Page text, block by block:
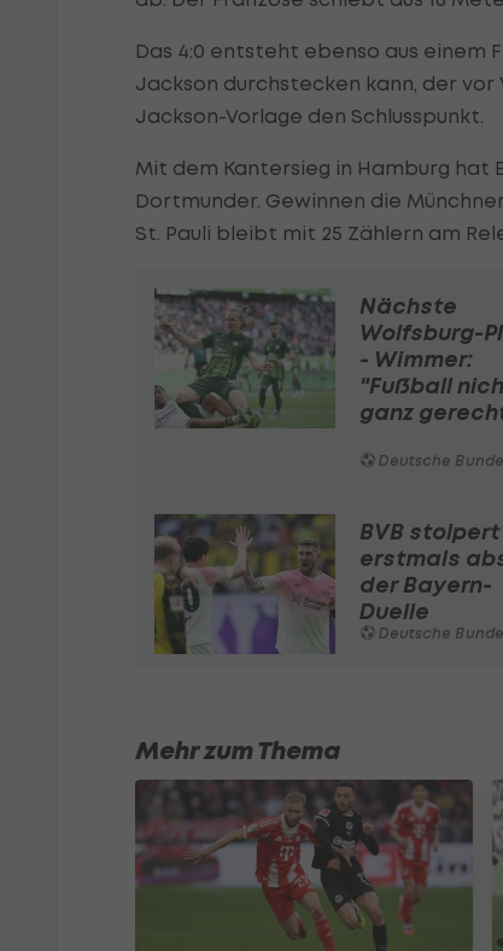
Das 4:0 entsteht ebenso aus einem
Jackson durchstecken kann, der vor
Jackson-Vorlage den Schlusspunkt.
Mit dem Kantersieg in Hamburg
Dortmunder. Gewinnen die
St. Pauli bleibt mit 25 Zählern am
Nächste
Wolfsburg-
- Wimmer:
"Fußball
ganz
Deutsche Bundesliga
BVB stolpert
erstmals
der Bayern-
Duelle
Deutsche Bundesliga
Mehr zum Thema